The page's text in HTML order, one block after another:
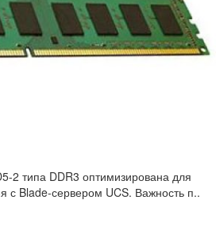
2 типа DDR3 оптимизирована для
с Blade-сервером UCS. Важность п..